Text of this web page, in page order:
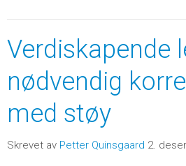
Verdiskapende
nødvendig
med støy
Skrevet av Petter Quinsgaard 2.